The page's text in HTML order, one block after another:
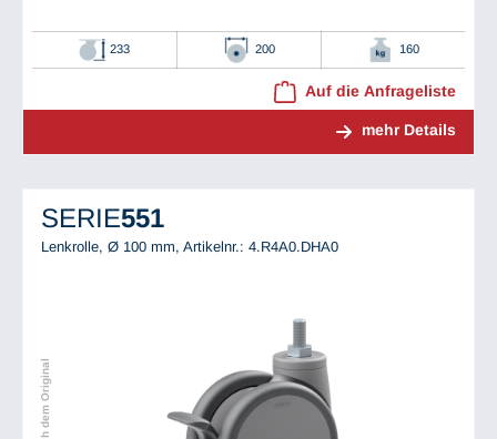
233 200 160
Auf die Anfrageliste
mehr Details
SERIE551
Lenkrolle, Ø 100 mm, Artikelnr.: 4.R4A0.DHA0